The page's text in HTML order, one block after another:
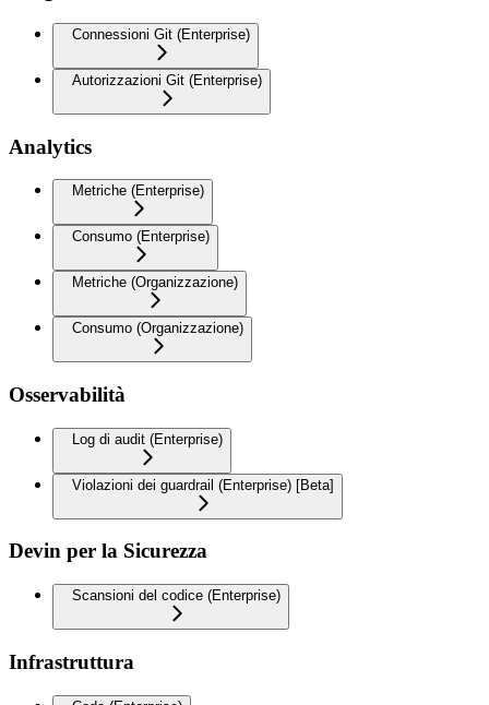
Connessioni Git (Enterprise)
Autorizzazioni Git (Enterprise)
Analytics
Metriche (Enterprise)
Consumo (Enterprise)
Metriche (Organizzazione)
Consumo (Organizzazione)
Osservabilità
Log di audit (Enterprise)
Violazioni dei guardrail (Enterprise) [Beta]
Devin per la Sicurezza
Scansioni del codice (Enterprise)
Infrastruttura